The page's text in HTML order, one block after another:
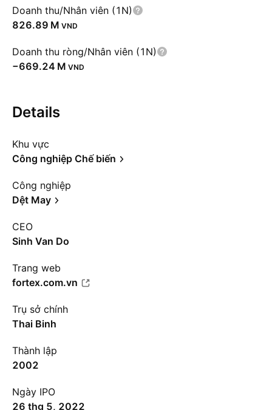
Doanh thu/Nhân viên (1N)
‪826.89 M‬ VND
Doanh thu ròng/Nhân viên (1N)
‪−669.24 M‬ VND
Details
Khu vực
Công nghiệp Chế biến
Công nghiệp
Dệt May
CEO
Sinh Van Do
Trang web
fortex.com.vn
Trụ sở chính
Thai Binh
Thành lập
2002
Ngày IPO
26 thg 5, 2022